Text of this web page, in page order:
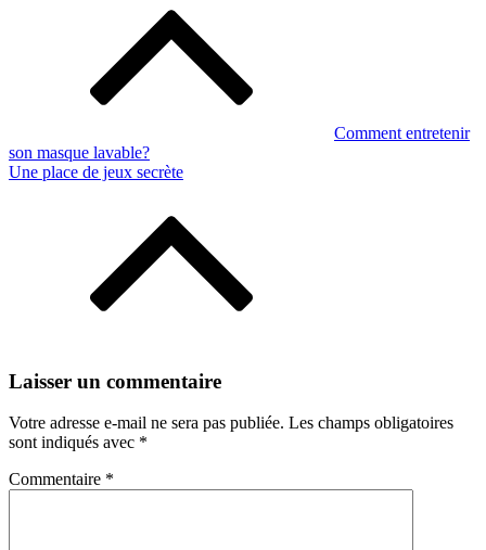
Comment entretenir
son masque lavable?
Une place de jeux secrète
Laisser un commentaire
Votre adresse e-mail ne sera pas publiée. Les champs obligatoires
sont indiqués avec *
Commentaire *